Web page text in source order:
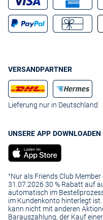
VERSANDPARTNER
Lieferung nur in Deutschland
UNSERE APP DOWNLOADEN
¹Nur als Friends Club
31.07.2026 30 % Rabatt auf
automatisch im
im Kundenkonto hinterlegt
kann nicht mit anderen
Barauszahlung, der Kauf